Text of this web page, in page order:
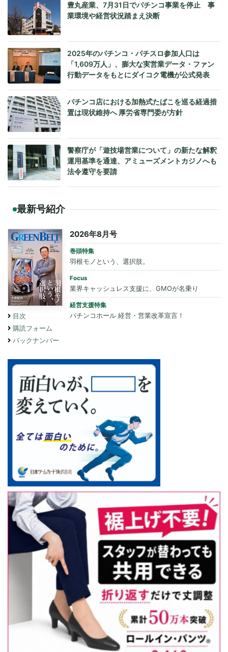
豊丸産業、7月31日でパチンコ事業を停止 事
業環境や経営状況踏まえ決断
2025年のパチンコ・パチスロ参加人口は
「1,609万人」、膨大な実営業データ・ファン
行動データをもとにダイコク電機が公式発表
パチンコ店における加熱式たばこを巡る経過措
置は現状維持へ 厚労省専門委が方針
警察庁が「遊技場営業について」の新たな解釈
運用基準を通達、アミューズメントカジノへも
法令遵守を要請
最新号紹介
目次
購読フォーム
バックナンバー
2026年8月号
巻頭特集
羽根モノという、選択肢。
Focus
業界キャッシュレス支援に、GMOが名乗り
経営支援特集
パチンコホール 経営・営業改革宣言！